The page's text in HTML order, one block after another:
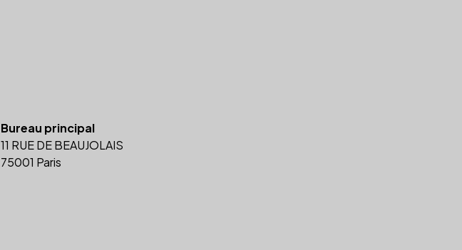
Bureau principal
11 RUE DE BEAUJOLAIS
75001 Paris